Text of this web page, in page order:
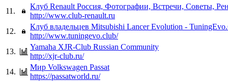
11.
Клуб Renault Россия, Фотографии, Встречи, Советы,
http://www.club-renault.ru
12.
Клуб владельцев Mitsubishi Lancer Evolution -
http://www.tuningevo.club/
13.
Yamaha XJR-Club Russian Community
http://xjr-club.ru/
14.
Мир Volkswagen Passat
https://passatworld.ru/